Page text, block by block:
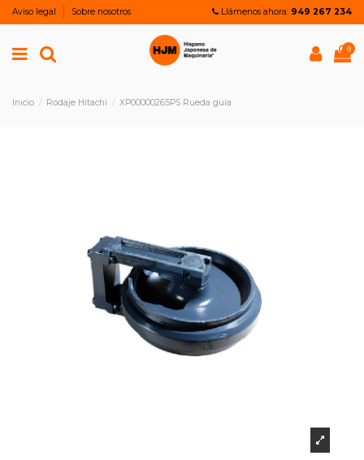
Aviso legal Sobre nosotros Llámenos ahora: 949 267 234
0
Inicio Rodaje Hitachi XP00000265PS Rueda guía